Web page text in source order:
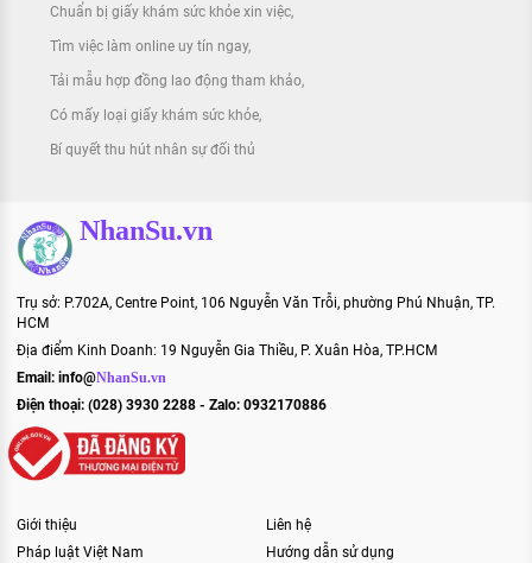
Chuẩn bị giấy khám sức khỏe xin việc
Tìm việc làm online uy tín ngay
Tải mẫu hợp đồng lao động tham khảo
Có mấy loại giấy khám sức khỏe
Bí quyết thu hút nhân sự đối thủ
NhanSu.vn
Trụ sở: P.702A, Centre Point, 106 Nguyễn Văn Trỗi, phường Phú Nhuận, TP.
HCM
Địa điểm Kinh Doanh: 19 Nguyễn Gia Thiều, P. Xuân Hòa, TP.HCM
Email: info@NhanSu.vn
Điện thoại: (028) 3930 2288 - Zalo: 0932170886
Giới thiệu
Pháp luật Việt Nam
Liên hệ
Hướng dẫn sử dụng